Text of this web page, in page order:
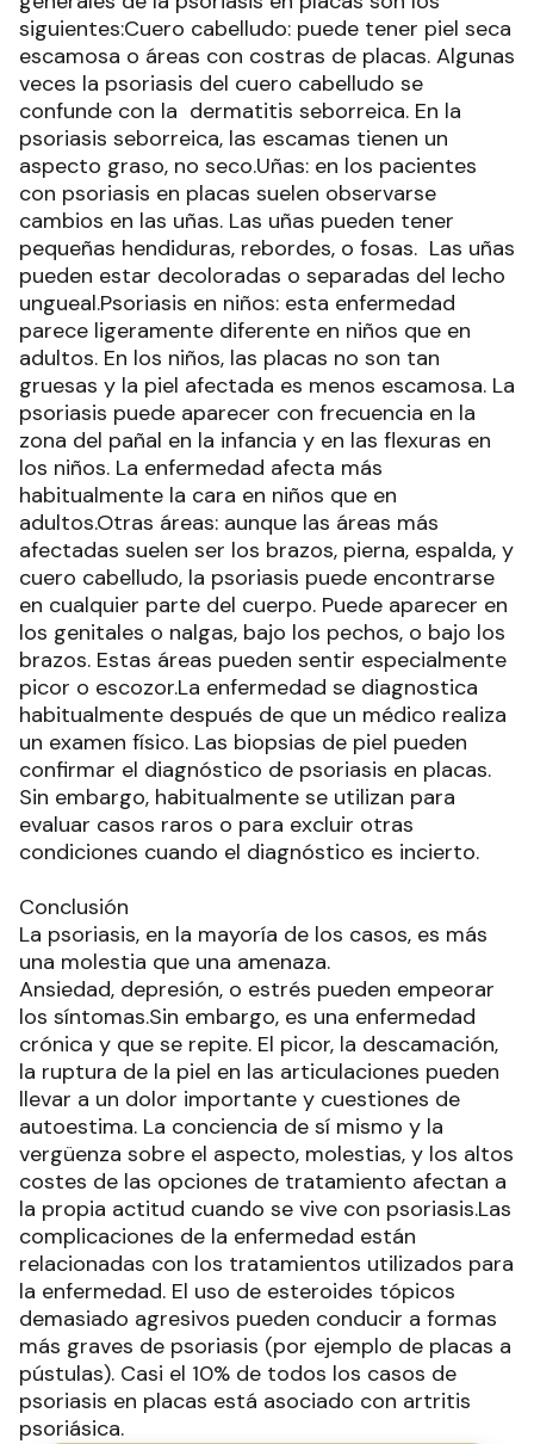
siguientes:Cuero cabelludo: puede tener piel seca
escamosa o áreas con costras de placas. Algunas
veces la psoriasis del cuero cabelludo se
confunde con la dermatitis seborreica. En la
psoriasis seborreica, las escamas tienen un
aspecto graso, no seco.Uñas: en los pacientes
con psoriasis en placas suelen observarse
cambios en las uñas. Las uñas pueden tener
pequeñas hendiduras, rebordes, o fosas. Las uñas
pueden estar decoloradas o separadas del lecho
ungueal.Psoriasis en niños: esta enfermedad
parece ligeramente diferente en niños que en
adultos. En los niños, las placas no son tan
gruesas y la piel afectada es menos escamosa. La
psoriasis puede aparecer con frecuencia en la
zona del pañal en la infancia y en las flexuras en
los niños. La enfermedad afecta más
habitualmente la cara en niños que en
adultos.Otras áreas: aunque las áreas más
afectadas suelen ser los brazos, pierna, espalda, y
cuero cabelludo, la psoriasis puede encontrarse
en cualquier parte del cuerpo. Puede aparecer en
los genitales o nalgas, bajo los pechos, o bajo los
brazos. Estas áreas pueden sentir especialmente
picor o escozor.La enfermedad se diagnostica
habitualmente después de que un médico realiza
un examen físico. Las biopsias de piel pueden
confirmar el diagnóstico de psoriasis en placas.
Sin embargo, habitualmente se utilizan para
evaluar casos raros o para excluir otras
condiciones cuando el diagnóstico es incierto.
Conclusión
La psoriasis, en la mayoría de los casos, es más
una molestia que una amenaza.
Ansiedad, depresión, o estrés pueden empeorar
los síntomas.Sin embargo, es una enfermedad
crónica y que se repite. El picor, la descamación,
la ruptura de la piel en las articulaciones pueden
llevar a un dolor importante y cuestiones de
autoestima. La conciencia de sí mismo y la
vergüenza sobre el aspecto, molestias, y los altos
costes de las opciones de tratamiento afectan a
la propia actitud cuando se vive con psoriasis.Las
complicaciones de la enfermedad están
relacionadas con los tratamientos utilizados para
la enfermedad. El uso de esteroides tópicos
demasiado agresivos pueden conducir a formas
más graves de psoriasis (por ejemplo de placas a
pústulas). Casi el 10% de todos los casos de
psoriasis en placas está asociado con artritis
psoriásica.